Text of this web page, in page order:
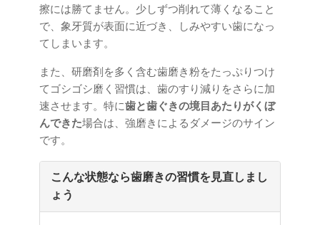
擦には勝てません。少しずつ削れて薄くなること
で、象牙質が表面に近づき、しみやすい歯になっ
てしまいます。
また、研磨剤を多く含む歯磨き粉をたっぷりつけ
てゴシゴシ磨く習慣は、歯のすり減りをさらに加
速させます。特に歯と歯ぐきの境目あたりがくぼ
んできた場合は、強磨きによるダメージのサイン
です。
こんな状態なら歯磨きの習慣を見直しまし
ょう